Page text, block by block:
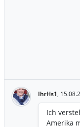
IhrHs1,
Ich
Amerika